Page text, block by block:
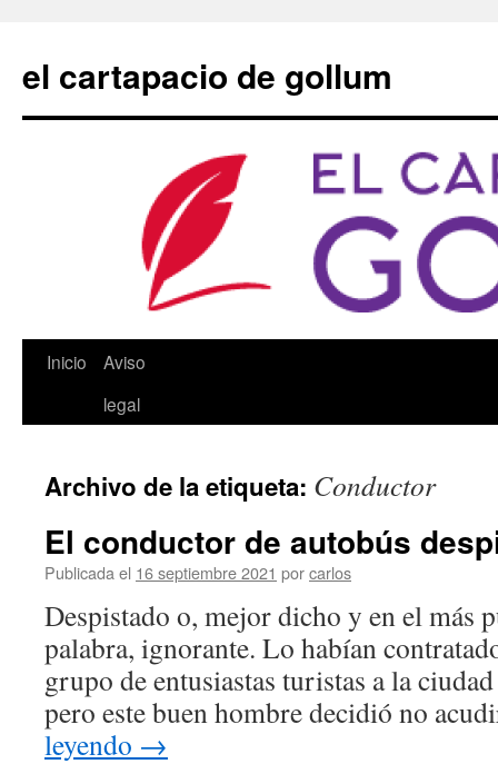
contenido
el cartapacio de gollum
Inicio
Aviso
legal
Archivo de la etiqueta: Conductor
El conductor de autobús
Publicada el 16 septiembre 2021 porcarlos
Despistado o, mejor dicho y en el más
palabra, ignorante. Lo habían
grupo de entusiastas turistas a la
pero este buen hombre decidió no
leyendo →